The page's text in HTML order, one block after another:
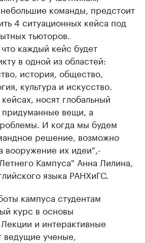
команды, предстоит
4 ситуационных кейса под
тьюторов.
каждый кейс будет
в одной из областей:
история, общество,
культура и искусство.
носят глобальный
придуманные вещи, а
И когда мы будем
решение, возможно
вооружение их идеи",-
Кампуса" Анна Лилина,
языка РАНХиГС.
кампуса студентам
курс в основы
и интерактивные
ведущие ученые,